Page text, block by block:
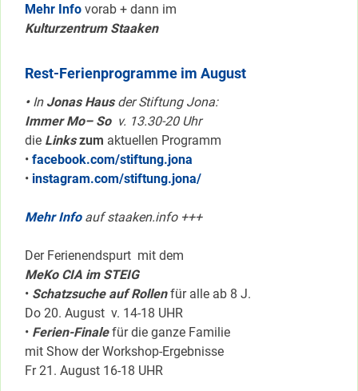
Mehr Info vorab + dann im
Kulturzentrum Staaken
Rest-Ferienprogramme im August
•InJonas Hausder Stiftung Jona:
Immer Mo– So v. 13.30-20 Uhr
die Linkszum aktuellen Programm
• facebook.com/stiftung.jona
• instagram.com/stiftung.jona/
Mehr Infoauf staaken.info +++
Der Ferienendspurt mit dem
MeKo CIA im STEIG
• Schatzsuche auf Rollenfür alle ab 8 J.
Do 20. August v. 14-18 UHR
• Ferien-Finalefür die ganze Familie
mit Show der Workshop-Ergebnisse
Fr 21. August 16-18 UHR